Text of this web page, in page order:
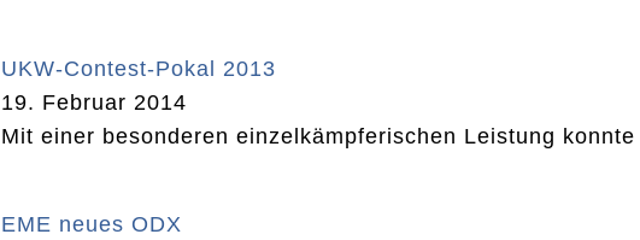
UKW-Contest-Pokal 2013
19. Februar 2014
Mit einer besonderen einzelkämpferischen Leistung
EME neues ODX